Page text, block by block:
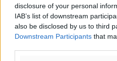
disclosure of your personal
IAB’s list of downstream
also be disclosed by us to third
Downstream Participants that
μετά τη μεγάλη φωτιά στη
παραγγελία στη ΔΑΕΕ
Τοπικές Ειδήσεις• πριν 3 ώρες